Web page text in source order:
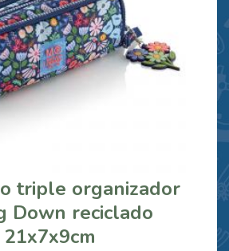
triple organizador
Down reciclado
21x7x9cm